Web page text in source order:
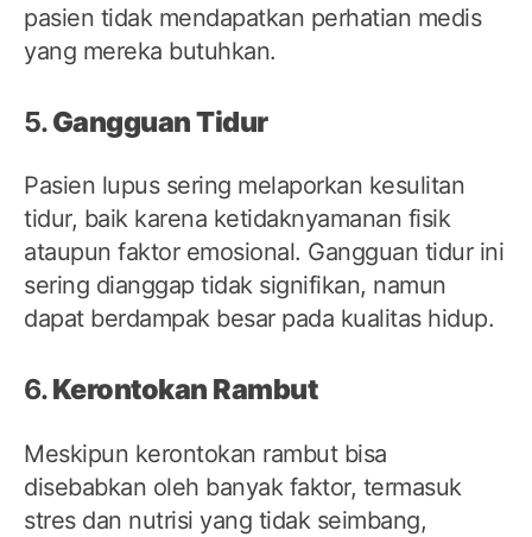
pasien tidak mendapatkan perhatian medis
yang mereka butuhkan.
5.Gangguan Tidur
Pasien lupus sering melaporkan kesulitan
tidur, baik karena ketidaknyamanan fisik
ataupun faktor emosional. Gangguan tidur ini
sering dianggap tidak signifikan, namun
dapat berdampak besar pada kualitas hidup.
6.Kerontokan Rambut
Meskipun kerontokan rambut bisa
disebabkan oleh banyak faktor, termasuk
stres dan nutrisi yang tidak seimbang,